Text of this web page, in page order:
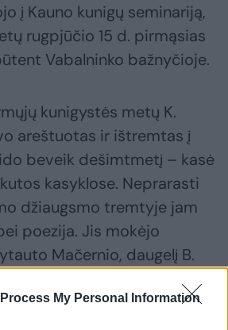
My Personal Information
į Kauno kunigų seminariją,
rugpjūčio 15 d. pirmąsias
Vabalninko bažnyčioje.
kunigystės metų K.
areštuotas ir ištremtas į
beveik dešimtmetį – kasė
kasyklose. Neprarasti
džiaugsmo tremtyje jam
poezija. Jis mokėjo
Mačernio, daugelį B.
žymiausių lietuvių poetų
iš tremties su ne vienu